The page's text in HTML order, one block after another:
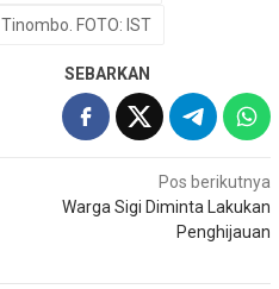
FOTO: IST
SEBARKAN
Pos berikutnya
Warga Sigi Diminta Lakukan
Penghijauan